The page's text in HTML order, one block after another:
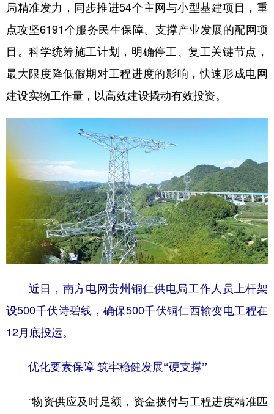
局精准发力，同步推进54个主网与小型基建项目，重
点攻坚6191个服务民生保障、支撑产业发展的配网项
目。科学统筹施工计划，明确停工、复工关键节点，
最大限度降低假期对工程进度的影响，快速形成电网
建设实物工作量，以高效建设撬动有效投资。
近日，南方电网贵州铜仁供电局工作人员上杆架
设500千伏诗碧线，确保500千伏铜仁西输变电工程在
12月底投运。
优化要素保障 筑牢稳健发展“硬支撑”
“物资供应及时足额，资金拨付与工程进度精准匹